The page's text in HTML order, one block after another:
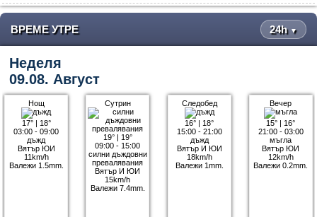
ВРЕМЕ УТРЕ 24h ▼
Неделя
09.08. Август
Нощ
17°| 18°
03:00 - 09:00
дъжд
Вятър ЮИ
11km/h
Валежи 1.5mm.
Сутрин
19°| 19°
09:00 - 15:00
силни дъждовни
превалявания
Вятър И ЮИ
15km/h
Валежи 7.4mm.
Следобед
16° | 18°
15:00 - 21:00
дъжд
Вятър И ЮИ
18km/h
Валежи 1mm.
Вечер
15° | 16°
21:00 - 03:00
мъгла
Вятър ЮИ
12km/h
Валежи 0.2mm.